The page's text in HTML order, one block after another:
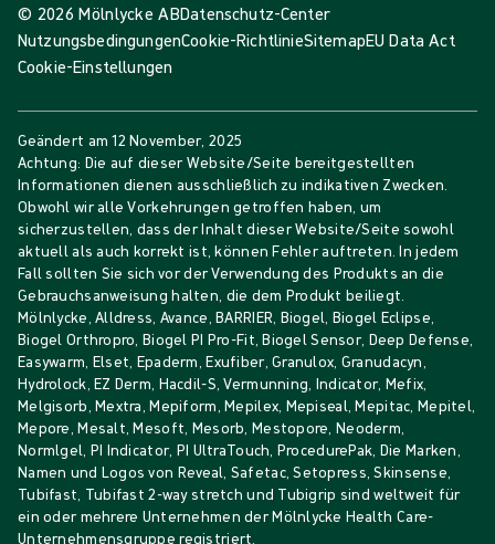
© 2026 Mölnlycke ABDatenschutz-Center
NutzungsbedingungenCookie-RichtlinieSitemapEU Data Act
Cookie-Einstellungen
Geändert am12 November, 2025
Achtung: Die auf dieser Website/Seite bereitgestellten
Informationen dienen ausschließlich zu indikativen Zwecken.
Obwohl wir alle Vorkehrungen getroffen haben, um
sicherzustellen, dass der Inhalt dieser Website/Seite sowohl
aktuell als auch korrekt ist, können Fehler auftreten. In jedem
Fall sollten Sie sich vor der Verwendung des Produkts an die
Gebrauchsanweisung halten, die dem Produkt beiliegt.
Mölnlycke, Alldress, Avance, BARRIER, Biogel, Biogel Eclipse,
Biogel Orthropro, Biogel PI Pro-Fit, Biogel Sensor, Deep Defense,
Easywarm, Elset, Epaderm, Exufiber, Granulox, Granudacyn,
Hydrolock, EZ Derm, Hacdil-S, Vermunning, Indicator, Mefix,
Melgisorb, Mextra, Mepiform, Mepilex, Mepiseal, Mepitac, Mepitel,
Mepore, Mesalt, Mesoft, Mesorb, Mestopore, Neoderm,
Normlgel, PI Indicator, PI UltraTouch, ProcedurePak, Die Marken,
Namen und Logos von Reveal, Safetac, Setopress, Skinsense,
Tubifast, Tubifast 2-way stretch und Tubigrip sind weltweit für
ein oder mehrere Unternehmen der Mölnlycke Health Care-
Unternehmensgruppe registriert.